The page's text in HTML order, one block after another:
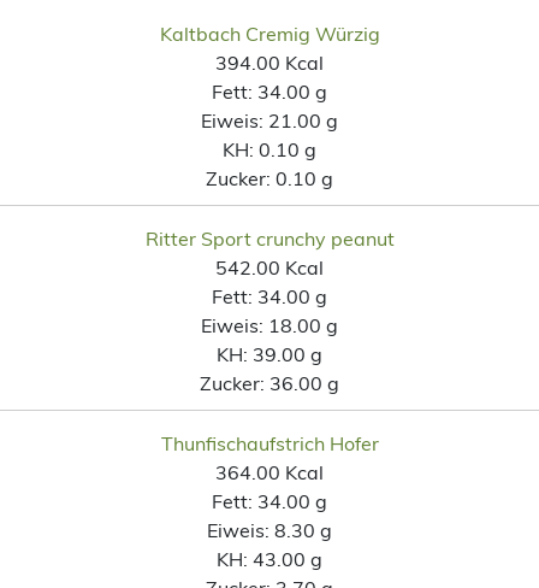
Kaltbach Cremig Würzig
394.00 Kcal
Fett: 34.00 g
Eiweis: 21.00 g
KH: 0.10 g
Zucker: 0.10 g
Ritter Sport crunchy peanut
542.00 Kcal
Fett: 34.00 g
Eiweis: 18.00 g
KH: 39.00 g
Zucker: 36.00 g
Thunfischaufstrich Hofer
364.00 Kcal
Fett: 34.00 g
Eiweis: 8.30 g
KH: 43.00 g